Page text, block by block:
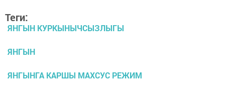
Теги:
ЯНГЫН КУРКЫНЫЧСЫЗЛЫГЫ
ЯНГЫН
ЯНГЫНГА КАРШЫ МАХСУС РЕЖИМ